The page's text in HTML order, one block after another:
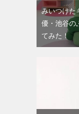
みいつけた
優・池谷の
てみた！